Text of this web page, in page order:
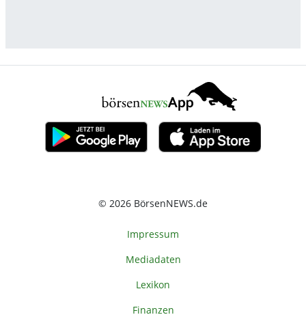
© 2026 BörsenNEWS.de
Impressum
Mediadaten
Lexikon
Finanzen